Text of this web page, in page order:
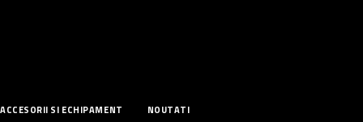
ACCESORII SI ECHIPAMENT NOUTATI